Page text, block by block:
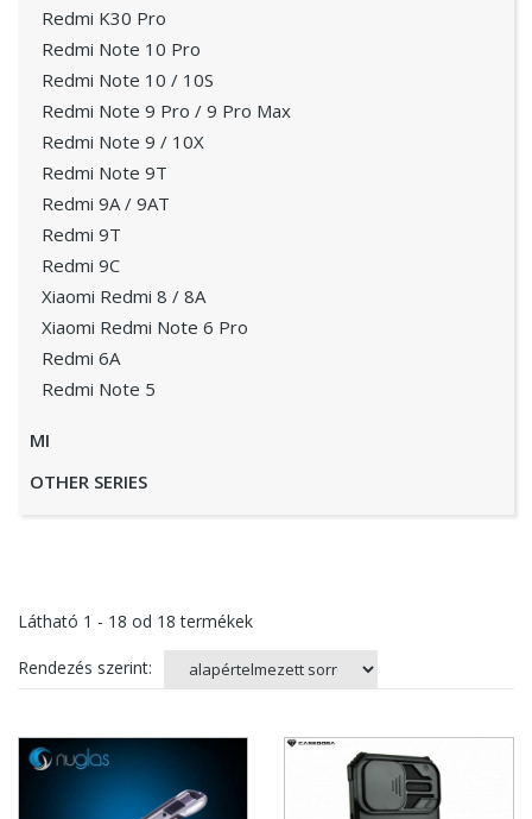
Redmi K30 Pro
Redmi Note 10 Pro
Redmi Note 10 / 10S
Redmi Note 9 Pro / 9 Pro Max
Redmi Note 9 / 10X
Redmi Note 9T
Redmi 9A / 9AT
Redmi 9T
Redmi 9C
Xiaomi Redmi 8 / 8A
Xiaomi Redmi Note 6 Pro
Redmi 6A
Redmi Note 5
MI
OTHER SERIES
Látható 1 - 18 od 18 termékek
Rendezés szerint: